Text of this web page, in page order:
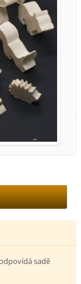
sadě